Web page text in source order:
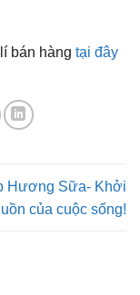
bán hàng tại đây
Hương Sữa- Khởi
của cuộc sống!